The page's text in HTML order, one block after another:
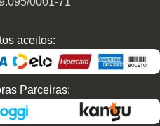
aceitos:
Parceiras: